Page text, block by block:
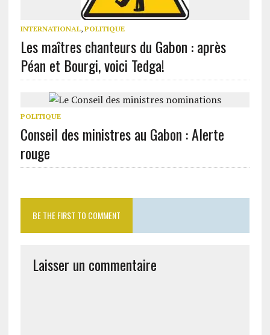
INTERNATIONAL, POLITIQUE
Les maîtres chanteurs du Gabon : après
Péan et Bourgi, voici Tedga!
POLITIQUE
Conseil des ministres au Gabon : Alerte
rouge
BE THE FIRST TO COMMENT
Laisser un commentaire